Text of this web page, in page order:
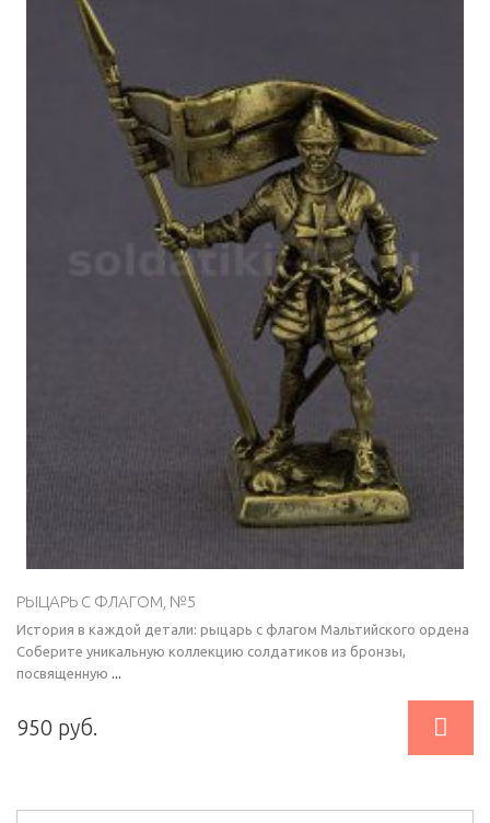
РЫЦАРЬ С ФЛАГОМ, №5
История в каждой детали: рыцарь с флагом Мальтийского ордена
Соберите уникальную коллекцию солдатиков из бронзы,
посвященную ...
950 руб. 